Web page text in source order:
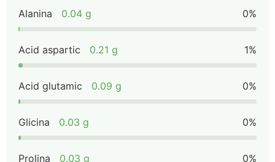
Alanina 0.04 g 0%
Acid aspartic 0.21 g 1%
Acid glutamic 0.09 g 0%
Glicina 0.03 g 0%
Prolina 0.03 g 0%